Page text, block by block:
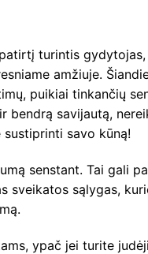
turintis
amžiuje.
puikiai tinkančių
bendrą savijautą,
savo kūną!
senstant. Tai gali
sveikatos sąlygas,
ypač jei turite